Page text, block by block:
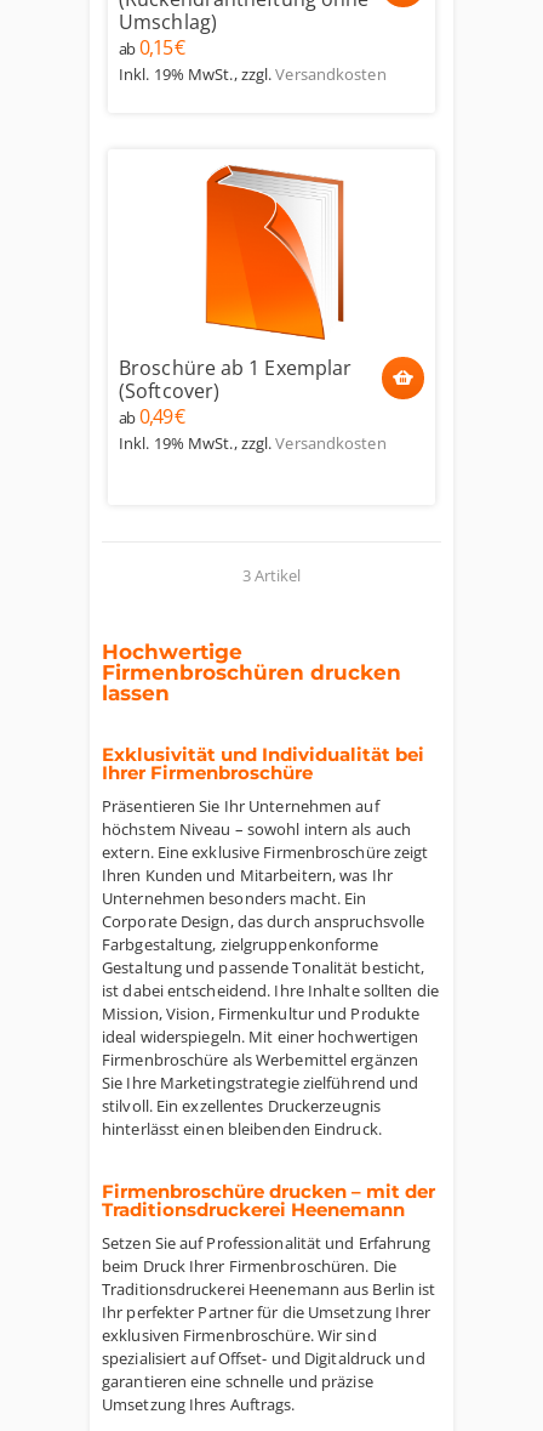
Umschlag)
ab 0,15 €
Inkl. 19% MwSt.,zzgl.Versandkosten
Broschüre ab 1 Exemplar
(Softcover)
ab 0,49 €
Inkl. 19% MwSt.,zzgl.Versandkosten
3 Artikel
Hochwertige
Firmenbroschüren drucken
lassen
Exklusivität und Individualität bei
Ihrer Firmenbroschüre
Präsentieren Sie Ihr Unternehmen auf
höchstem Niveau – sowohl intern als auch
extern. Eine exklusive Firmenbroschüre zeigt
Ihren Kunden und Mitarbeitern, was Ihr
Unternehmen besonders macht. Ein
Corporate Design, das durch anspruchsvolle
Farbgestaltung, zielgruppenkonforme
Gestaltung und passende Tonalität besticht,
ist dabei entscheidend. Ihre Inhalte sollten die
Mission, Vision, Firmenkultur und Produkte
ideal widerspiegeln. Mit einer hochwertigen
Firmenbroschüre als Werbemittel ergänzen
Sie Ihre Marketingstrategie zielführend und
stilvoll. Ein exzellentes Druckerzeugnis
hinterlässt einen bleibenden Eindruck.
Firmenbroschüre drucken – mit der
Traditionsdruckerei Heenemann
Setzen Sie auf Professionalität und Erfahrung
beim Druck Ihrer Firmenbroschüren. Die
Traditionsdruckerei Heenemann aus Berlin ist
Ihr perfekter Partner für die Umsetzung Ihrer
exklusiven Firmenbroschüre. Wir sind
spezialisiert auf Offset- und Digitaldruck und
garantieren eine schnelle und präzise
Umsetzung Ihres Auftrags.